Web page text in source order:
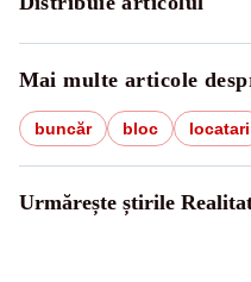
Mai multe articole
buncăr bloc locatari
Urmărește știrile